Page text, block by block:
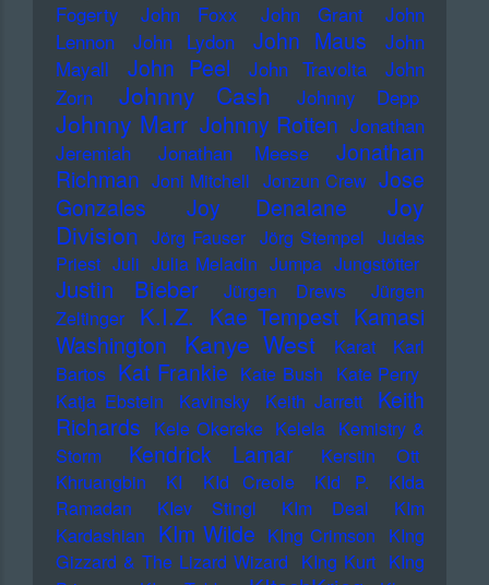
Fogerty
John Foxx John Grant
John
Lennon
John Lydon John Maus
John
Mayall
John Peel John Travolta
John
Zorn
Johnny Cash Johnny Depp
Johnny Marr Johnny Rotten Jonathan
Jeremiah
Jonathan Meese
Jonathan
Richman Joni Mitchell Jonzun Crew Jose
Gonzales
Joy Denalane
Joy
Division Jörg Fauser Jörg Stempel Judas
Priest Juli Julia Meladin Jumpa Jungstötter
Justin Bieber Jürgen Drews
Jürgen
Zeltinger
K.I.Z. Kae Tempest Kamasi
Washington
Kanye West Karat
Karl
Bartos Kat Frankie Kate Bush Kate Perry
Katja Ebstein
Kavinsky Keith Jarrett
Keith
Richards Kele Okereke Kelela Kemistry &
Storm
Kendrick Lamar
Kerstin Ott
Khruangbin
KI KId Creole KId P.
KIda
Ramadan
KIev Stingl KIm Deal
KIm
Kardashian KIm Wilde KIng Crimson KIng
Gizzard & The Lizard Wizard KIng Kurt KIng